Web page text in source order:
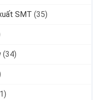
SMT (35)
(34)